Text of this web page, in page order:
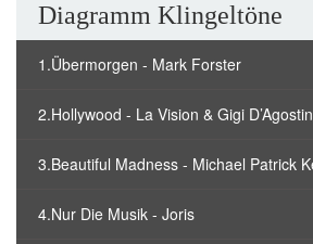
Diagramm Klingeltöne
1.Übermorgen - Mark Forster
2.Hollywood - La Vision & Gigi
3.Beautiful Madness - Michael Patrick
4.Nur Die Musik - Joris